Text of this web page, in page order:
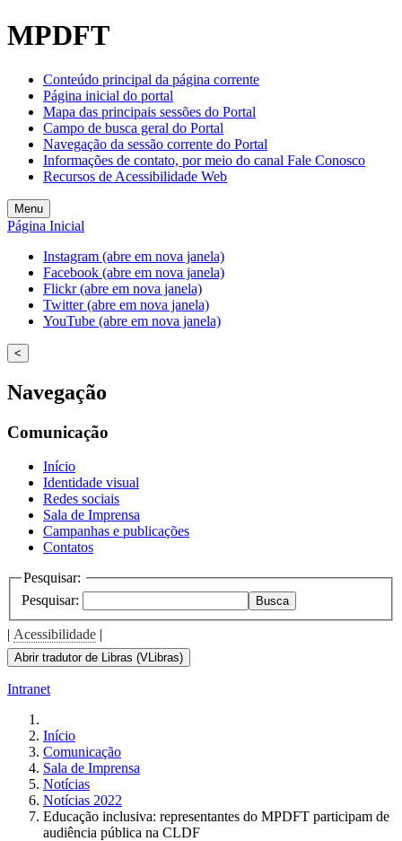
MPDFT
Conteúdo principal da página corrente
Página inicial do portal
Mapa das principais sessões do Portal
Campo de busca geral do Portal
Navegação da sessão corrente do Portal
Informações de contato, por meio do canal Fale Conosco
Recursos de Acessibilidade Web
Menu
Página Inicial
Instagram (abre em nova janela)
Facebook (abre em nova janela)
Flickr (abre em nova janela)
Twitter (abre em nova janela)
YouTube (abre em nova janela)
<
Navegação
Comunicação
Início
Identidade visual
Redes sociais
Sala de Imprensa
Campanhas e publicações
Contatos
Pesquisar:
Pesquisar:
Busca
| Acessibilidade |
Abrir tradutor de Libras (VLibras)
Intranet
Início
Comunicação
Sala de Imprensa
Notícias
Notícias 2022
Educação inclusiva: representantes do MPDFT participam de
audiência pública na CLDF